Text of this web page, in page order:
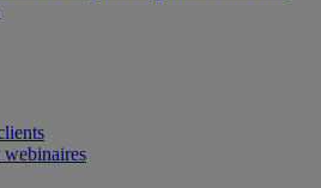
webinaires